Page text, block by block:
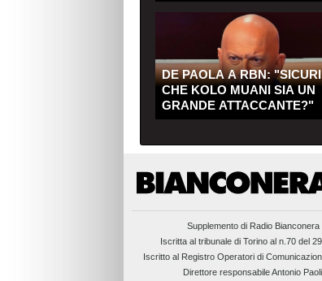
DE PAOLA A RBN: "SICURI
CHE KOLO MUANI SIA UN
GRANDE ATTACCANTE?"
Supplemento di Radio
Iscritta al tribunale di Torino al n.70 del
Iscritto al Registro Operatori di
Direttore responsabile Antonio